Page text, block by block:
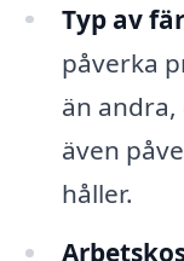
Typ av
påverka
än
även
håller.